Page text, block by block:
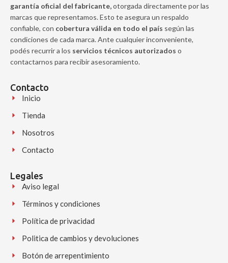
garantía oficial del fabricante,otorgada directamente por las
marcas que representamos. Esto te asegura un respaldo
confiable, con cobertura válida en todo el país según las
condiciones de cada marca. Ante cualquier inconveniente,
podés recurrir a los servicios técnicos autorizados o
contactarnos para recibir asesoramiento.
Contacto
Inicio
Tienda
Nosotros
Contacto
Legales
Aviso legal
Términos y condiciones
Política de privacidad
Politica de cambios y devoluciones
Botón de arrepentimiento